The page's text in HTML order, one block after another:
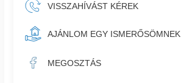
VISSZAHÍVÁST KÉREK
AJÁNLOM EGY ISMERŐSÖMNEK
MEGOSZTÁS